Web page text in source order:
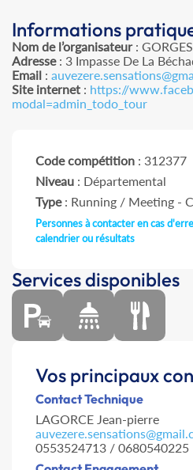
Informations
Nom de l’organisateur:
Adresse: 3 Impasse De La
Email :
Site internet : https://
modal=admin_todo_tour
Code compétition : 312377
Niveau : Départemental
Type: Running / Meeting -
Personnes à contacter en cas
calendrier ou résultats
Services disponibles
Vos principaux
Contact Technique
LAGORCE Jean-pierre
0553524713 / 0680540225